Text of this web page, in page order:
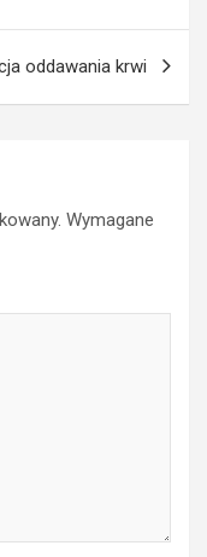
oddawania krwi
Wymagane